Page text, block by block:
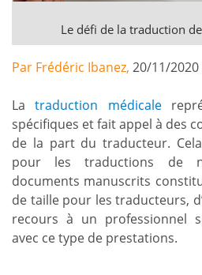
Le défi de la traduction
Par Frédéric Ibanez, 20/11/2020
Latraduction médicale
spécifiques et fait appel à des
de la part du traducteur.
pour les traductions de
documents manuscrits
de taille pour les traducteurs,
recours à un professionnel
avec ce type de prestations.